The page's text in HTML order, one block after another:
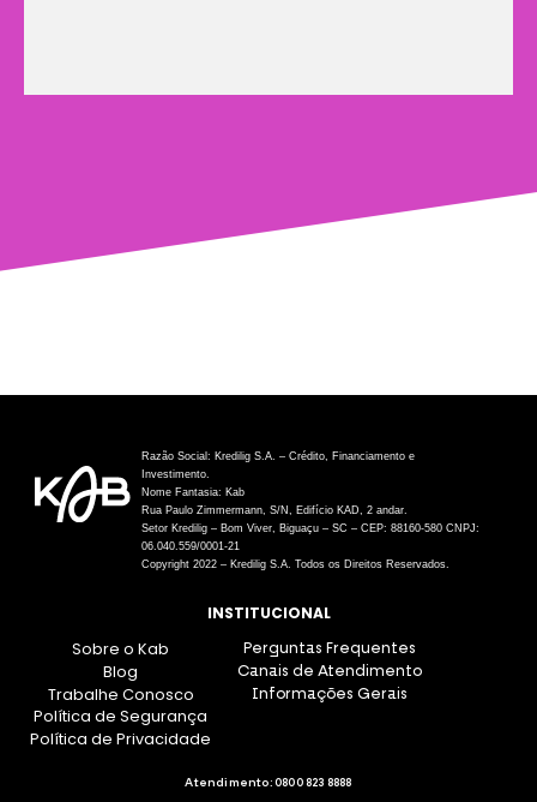
Razão Social: Kredilig S.A. – Crédito, Financiamento e
Investimento.
Nome Fantasia: Kab
Rua Paulo Zimmermann, S/N, Edifício KAD, 2 andar.
Setor Kredilig – Bom Viver, Biguaçu – SC – CEP: 88160-580 CNPJ:
06.040.559/0001-21
Copyright 2022 – Kredilig S.A. Todos os Direitos Reservados.
INSTITUCIONAL
Sobre o Kab
Blog
Trabalhe Conosco
Política de Segurança
Política de Privacidade
Perguntas Frequentes
Canais de Atendimento
Informações Gerais
Atendimento: 0800 823 8888